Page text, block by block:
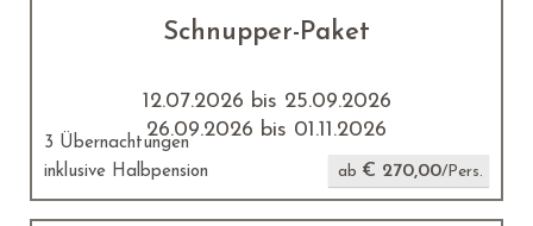
Schnupper-Paket
12.07.2026 bis 25.09.2026
26.09.2026 bis 01.11.2026
3 Übernachtungen
inklusive Halbpension
ab € 270,00/Pers.